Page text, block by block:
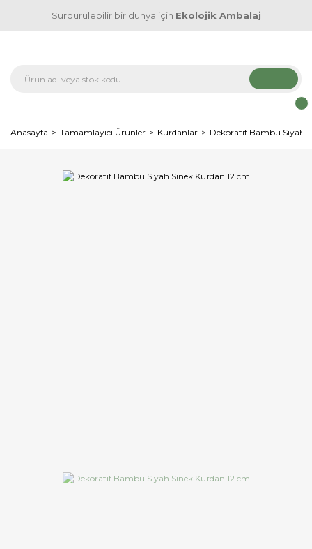
Sürdürülebilir bir dünya için Ekolojik Ambalaj
Anasayfa Tamamlayıcı Ürünler Kürdanlar Dekoratif Bambu Siyah